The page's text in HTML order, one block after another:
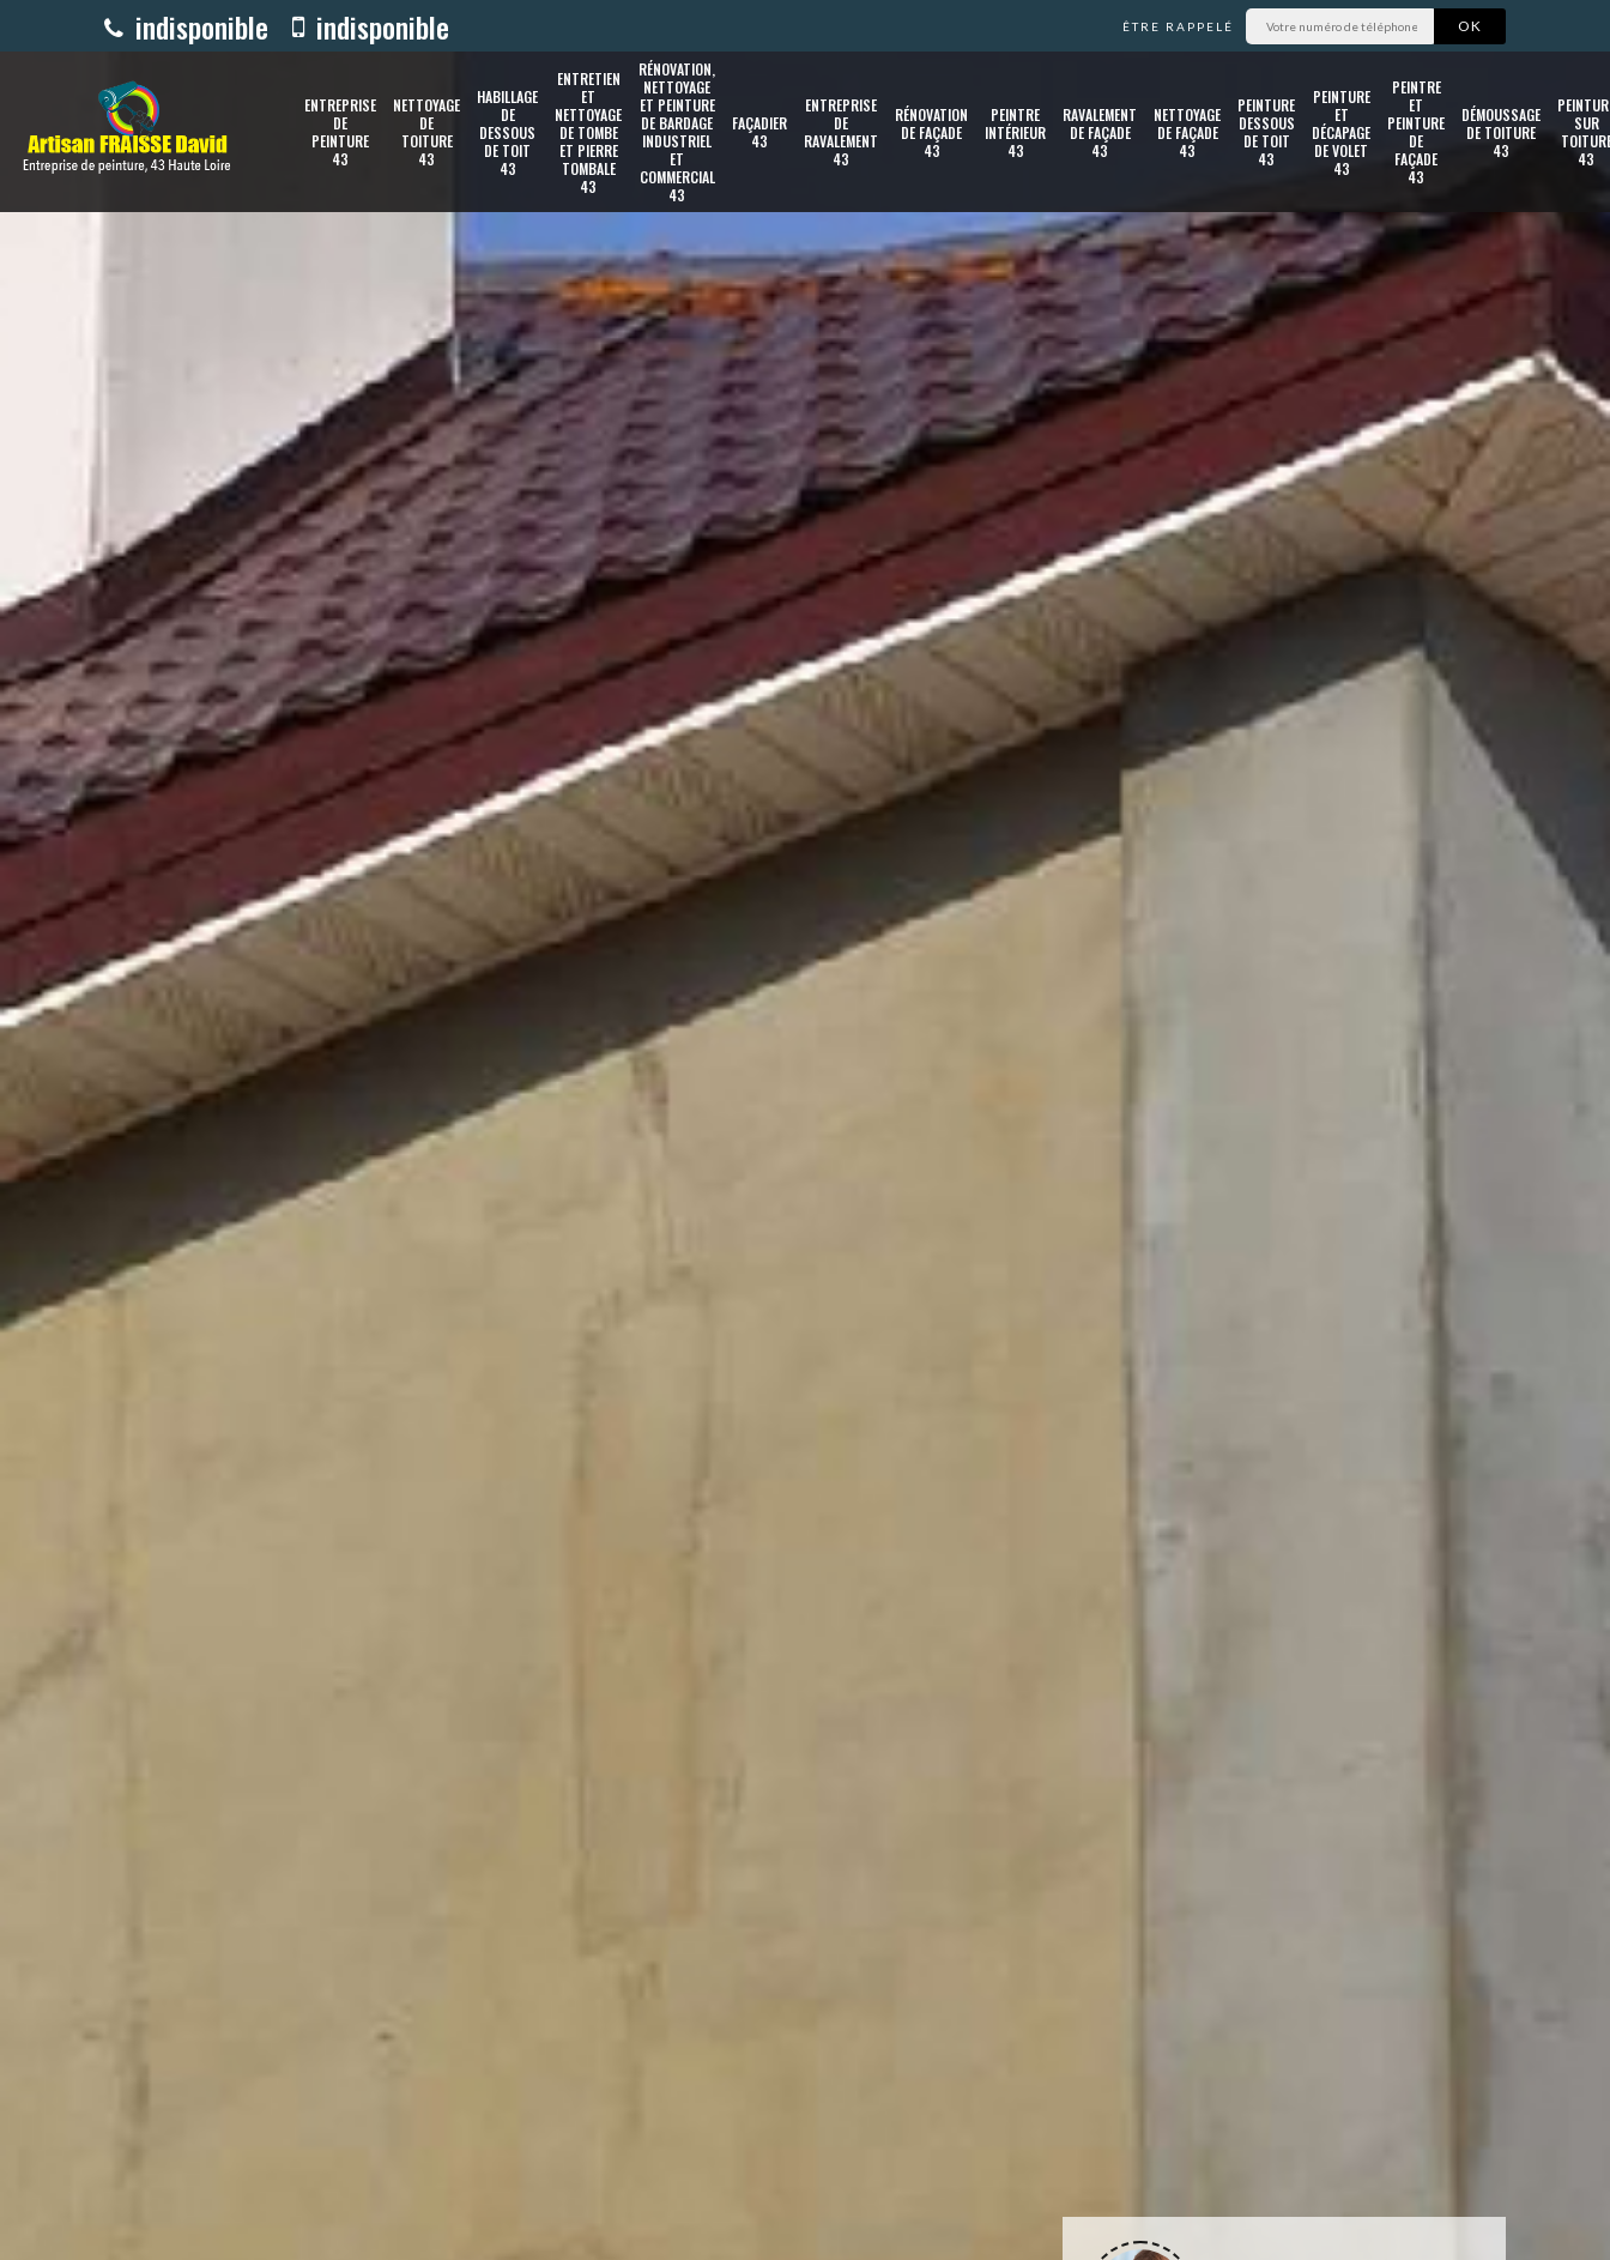
indisponible indisponible ÊTRE RAPPELÉ
ENTREPRISE
DE
PEINTURE
43
NETTOYAGE
DE
TOITURE
43
HABILLAGE
DE
DESSOUS
DE TOIT
43
ENTRETIEN
ET
NETTOYAGE
DE TOMBE
ET PIERRE
TOMBALE
43
RÉNOVATION,
NETTOYAGE
ET PEINTURE
DE BARDAGE
INDUSTRIEL
ET
COMMERCIAL
43
FAÇADIER
43
ENTREPRISE
DE
RAVALEMENT
43
RÉNOVATION
DE FAÇADE
43
PEINTRE
INTÉRIEUR
43
RAVALEMENT
DE FAÇADE
43
NETTOYAGE
DE FAÇADE
43
PEINTURE
DESSOUS
DE TOIT
43
PEINTURE
ET
DÉCAPAGE
DE VOLET
43
PEINTRE
ET
PEINTURE
DE
FAÇADE
43
DÉMOUSSAGE
DE TOITURE
43
SUR
43